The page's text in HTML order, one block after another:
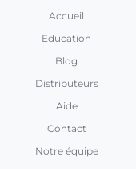
Accueil
Education
Blog
Distributeurs
Aide
Contact
Notre équipe